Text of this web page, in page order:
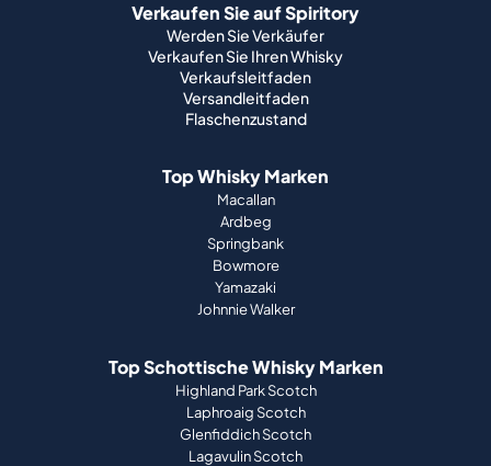
Verkaufen Sie auf Spiritory
Werden Sie Verkäufer
Verkaufen Sie Ihren Whisky
Verkaufsleitfaden
Versandleitfaden
Flaschenzustand
Top Whisky Marken
Macallan
Ardbeg
Springbank
Bowmore
Yamazaki
Johnnie Walker
Top Schottische Whisky Marken
Highland Park Scotch
Laphroaig Scotch
Glenfiddich Scotch
Lagavulin Scotch